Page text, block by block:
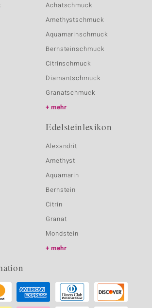
Achatschmuck
Amethystschmuck
Aquamarinschmuck
Bernsteinschmuck
Citrinschmuck
Diamantschmuck
Granatschmuck
mehr
Edelsteinlexikon
Alexandrit
Amethyst
Aquamarin
Bernstein
Citrin
Granat
Mondstein
mehr